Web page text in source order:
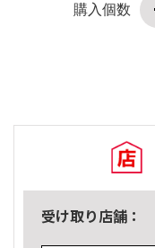
購入個数
受け取り店舗：